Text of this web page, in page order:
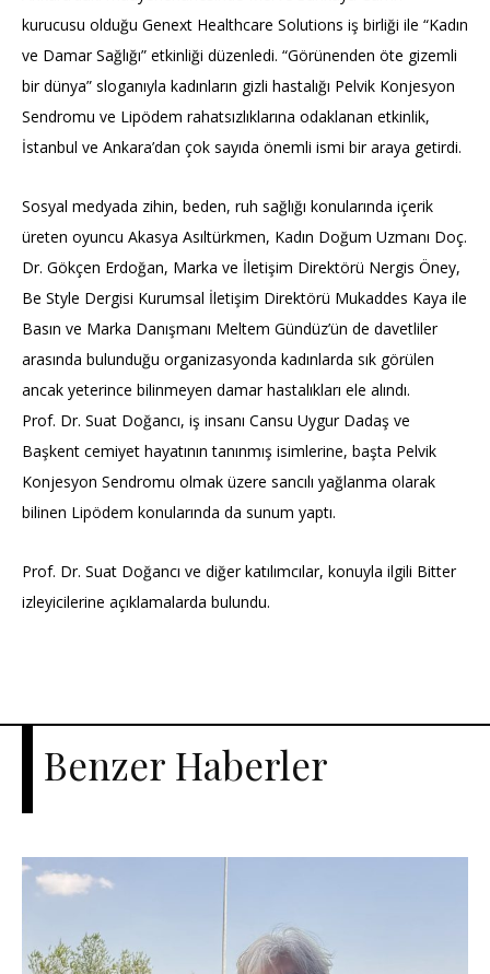
kurucusu olduğu Genext Healthcare Solutions iş birliği ile “Kadın
ve Damar Sağlığı” etkinliği düzenledi. “Görünenden öte gizemli
bir dünya” sloganıyla kadınların gizli hastalığı Pelvik Konjesyon
Sendromu ve Lipödem rahatsızlıklarına odaklanan etkinlik,
İstanbul ve Ankara’dan çok sayıda önemli ismi bir araya getirdi.
Sosyal medyada zihin, beden, ruh sağlığı konularında içerik
üreten oyuncu Akasya Asıltürkmen, Kadın Doğum Uzmanı Doç.
Dr. Gökçen Erdoğan, Marka ve İletişim Direktörü Nergis Öney,
Be Style Dergisi Kurumsal İletişim Direktörü Mukaddes Kaya ile
Basın ve Marka Danışmanı Meltem Gündüz’ün de davetliler
arasında bulunduğu organizasyonda kadınlarda sık görülen
ancak yeterince bilinmeyen damar hastalıkları ele alındı.
Prof. Dr. Suat Doğancı, iş insanı Cansu Uygur Dadaş ve
Başkent cemiyet hayatının tanınmış isimlerine, başta Pelvik
Konjesyon Sendromu olmak üzere sancılı yağlanma olarak
bilinen Lipödem konularında da sunum yaptı.
Prof. Dr. Suat Doğancı ve diğer katılımcılar, konuyla ilgili Bitter
izleyicilerine açıklamalarda bulundu.
Benzer Haberler